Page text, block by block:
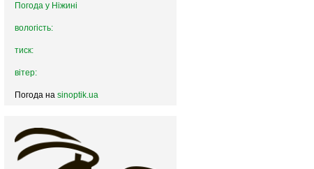
Погода у Ніжині
вологість:
тиск:
вітер:
Погода на sinoptik.ua